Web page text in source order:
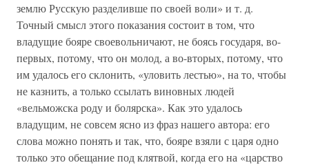
землю Русскую разделивше по своей воли» и т. д.
Точный смысл этого показания состоит в том, что
владущие бояре своевольничают, не боясь государя, во-
первых, потому, что он молод, а во-вторых, потому, что
им удалось его склонить, «уловить лестью», на то, чтобы
не казнить, а только ссылать виновных людей
«вельможска роду и болярска». Как это удалось
владущим, не совсем ясно из фраз нашего автора: его
слова можно понять и так, что, бояре взяли с царя одно
только это обещание под клятвой, когда его на «царство